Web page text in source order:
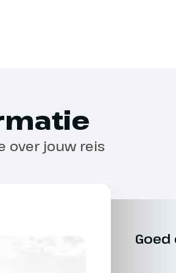
over jouw reis
hebt aangegeven dat je
de mogelijkheid om een
tijdens de riviercruise diverse
ontvangt een overzicht van de
bij je reisbescheiden.
inbegrepen, tenzij expliciet